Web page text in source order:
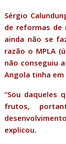
Sérgio
de reformas de
ainda não se
razão o MPLA
não conseguiu
Angola tinha em
“Sou daqueles
frutos,
explicou.